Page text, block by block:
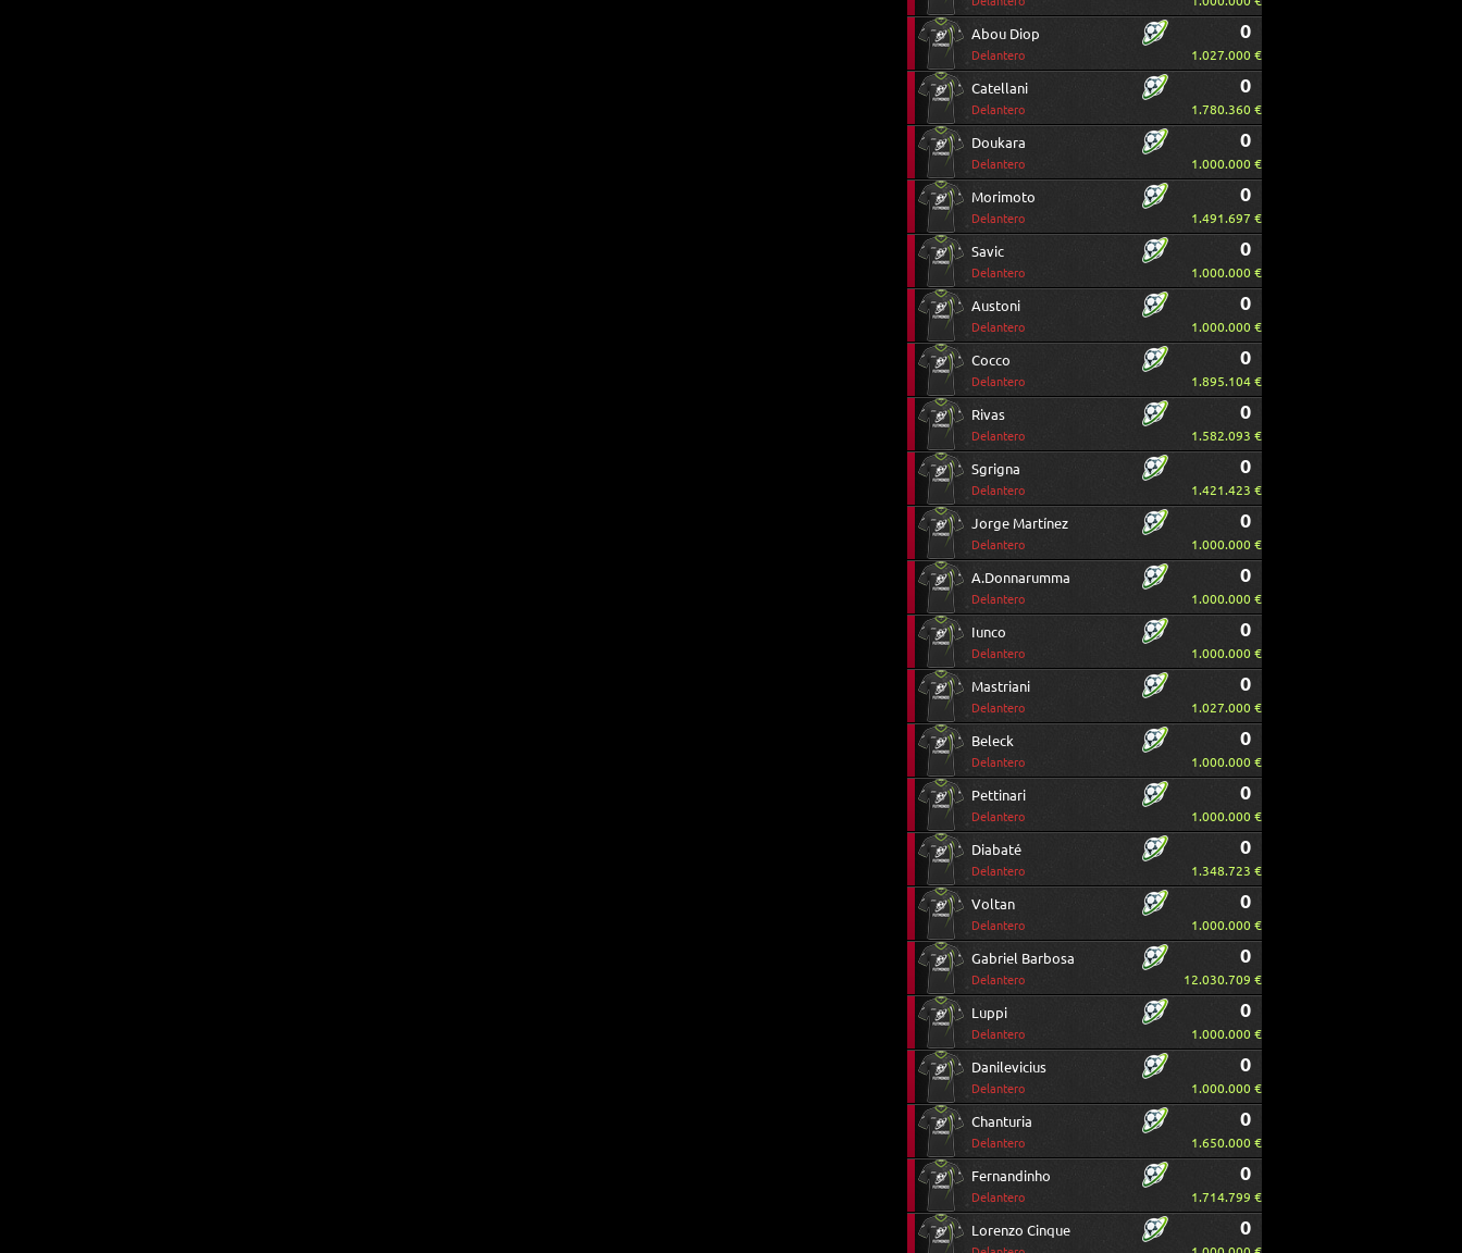
Abou Diop
Delantero
0
1.027.000 €
Catellani
Delantero
0
1.780.360 €
Doukara
Delantero
0
1.000.000 €
Morimoto
Delantero
0
1.491.697 €
Savic
Delantero
0
1.000.000 €
Austoni
Delantero
0
1.000.000 €
Cocco
Delantero
0
1.895.104 €
Rivas
Delantero
0
1.582.093 €
Sgrigna
Delantero
0
1.421.423 €
Jorge Martínez
Delantero
0
1.000.000 €
A.Donnarumma
Delantero
0
1.000.000 €
Iunco
Delantero
0
1.000.000 €
Mastriani
Delantero
0
1.027.000 €
Beleck
Delantero
0
1.000.000 €
Pettinari
Delantero
0
1.000.000 €
Diabaté
Delantero
0
1.348.723 €
Voltan
Delantero
0
1.000.000 €
Gabriel Barbosa
Delantero
0
12.030.709 €
Luppi
Delantero
0
1.000.000 €
Danilevicius
Delantero
0
1.000.000 €
Chanturia
Delantero
0
1.650.000 €
Fernandinho
Delantero
0
1.714.799 €
Lorenzo Cinque 0